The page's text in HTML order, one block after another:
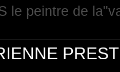
le peintre de